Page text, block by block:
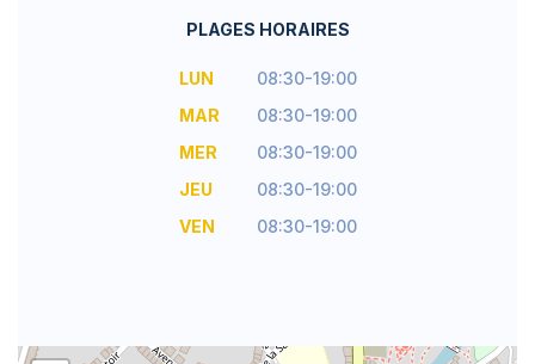
PLAGES HORAIRES
LUN
08:30-19:00
MAR
08:30-19:00
MER
08:30-19:00
JEU
08:30-19:00
VEN
08:30-19:00